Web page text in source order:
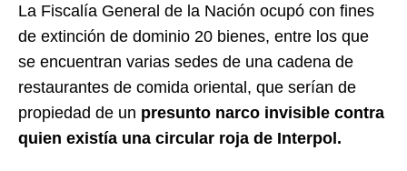
La Fiscalía General de la Nación ocupó con fines
de extinción de dominio 20 bienes, entre los que
se encuentran varias sedes de una cadena de
restaurantes de comida oriental, que serían de
propiedad de un presunto narco invisible contra
quien existía una circular roja de Interpol.